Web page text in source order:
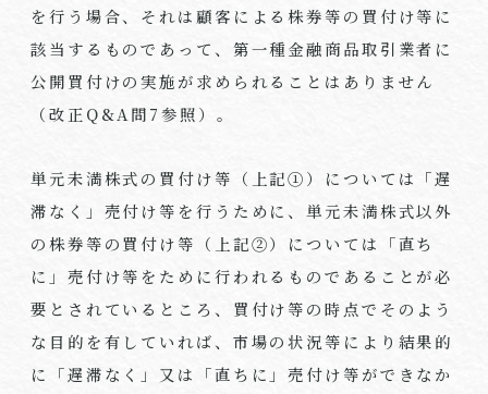
を行う場合、それは顧客による株券等の買付け等に
該当するものであって、第一種金融商品取引業者に
公開買付けの実施が求められることはありません
（改正Q&A問7参照）。
単元未満株式の買付け等（上記①）については「遅
滞なく」売付け等を行うために、単元未満株式以外
の株券等の買付け等（上記②）については「直ち
に」売付け等をために行われるものであることが必
要とされているところ、買付け等の時点でそのよう
な目的を有していれば、市場の状況等により結果的
に「遅滞なく」又は「直ちに」売付け等ができなか